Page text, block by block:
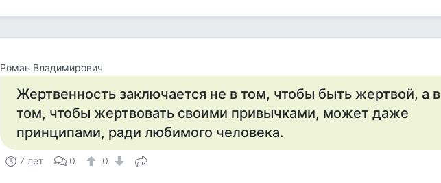
Роман Владимирович
Жертвенность заключается не в том, чтобы быть жертвой, а в
том, чтобы жертвовать своими привычками, может даже
принципами, ради любимого человека.
7 лет 0 0